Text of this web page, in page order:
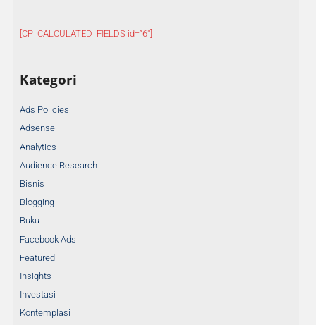
[CP_CALCULATED_FIELDS id=”6″]
Kategori
Ads Policies
Adsense
Analytics
Audience Research
Bisnis
Blogging
Buku
Facebook Ads
Featured
Insights
Investasi
Kontemplasi